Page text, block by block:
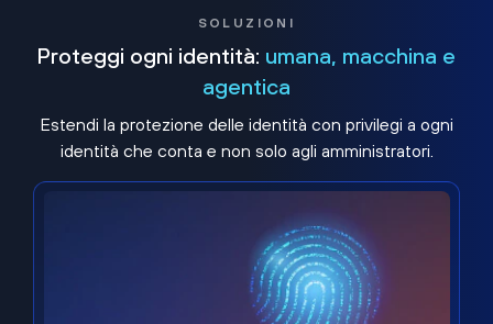
SOLUZIONI
Proteggi ogni identità: umana, macchina e
agentica
Estendi la protezione delle identità con privilegi a ogni
identità che conta e non solo agli amministratori.